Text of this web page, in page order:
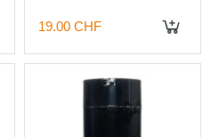
cm
19.00 CHF